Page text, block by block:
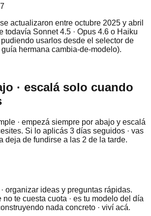
actualizaron entre octubre 2025 y abril
todavía Sonnet 4.5 · Opus 4.6 o Haiku
usarlos desde el selector de
hermana cambia-de-modelo).
· escalá solo cuando
· empezá siempre por abajo y escalá
Si lo aplicás 3 días seguidos · vas
deja de fundirse a las 2 de la tarde.
organizar ideas y preguntas rápidas.
no te cuesta cuota · es tu modelo del día
nada concreto · viví acá.